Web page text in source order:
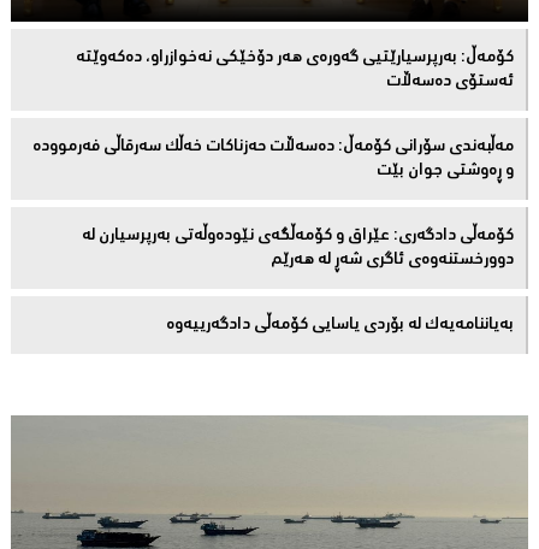
كۆمەڵ: بەرپرسیارێتیی گەورەی هەر دۆخێکی نەخوازراو، دەكەوێتە
ئەستۆی دەسەڵات
مەڵبەندى سۆرانى کۆمەڵ: دەسەڵات حەزناکات خەڵک سەرقاڵى فەرموودە
و ڕەوشتى جوان بێت
کۆمەڵى دادگەرى: عێراق و كۆمەڵگەی نێودەوڵەتی بەرپرسیارن لە
دوورخستنەوەى ئاگری شەڕ لە هەرێم
بەیاننامەیەک لە بۆردی یاسایی کۆمەڵی دادگەرییەوە